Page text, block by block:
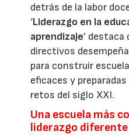
detrás de la labor
‘Liderazgo en la
aprendizaje’ destaca
directivos
para construir
eficaces y
retos del siglo XXI.
Una escuela más
liderazgo diferente